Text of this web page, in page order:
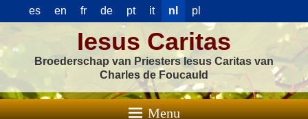
es en fr de pt it nl pl
Iesus Caritas
Broederschap van Priesters Iesus Caritas van
Charles de Foucauld
Menu